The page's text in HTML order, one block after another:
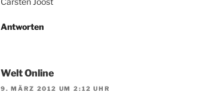
Antworten
Welt Online
9. MÄRZ 2012 UM 2:12 UHR